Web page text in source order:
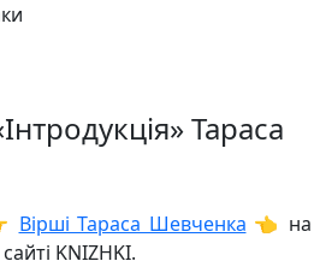
Тараса
Вірші Тараса Шевченка 👈 на
KNIZHKI.